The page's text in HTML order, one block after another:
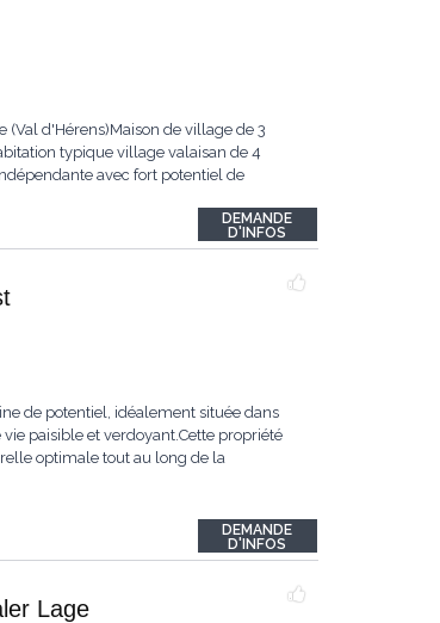
d'Hérens)Maison de village de 3
typique village valaisan de 4
avec fort potentiel de
DEMANDE
D'INFOS
de potentiel, idéalement située dans
paisible et verdoyant.Cette propriété
optimale tout au long de la
DEMANDE
D'INFOS
Lage